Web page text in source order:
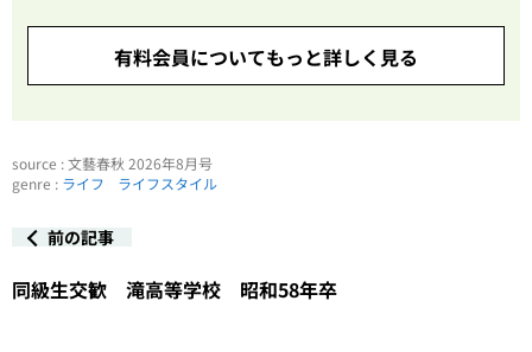
有料会員についてもっと詳しく見る
source : 文藝春秋 2026年8月号
genre : ライフ ライフスタイル
前の記事
同級生交歓 滝高等学校 昭和58年卒